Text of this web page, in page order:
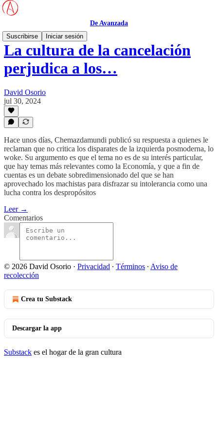
De Avanzada
Suscribirse
Iniciar sesión
La cultura de la cancelación
perjudica a los…
David Osorio
jul 30, 2024
Hace unos días, Chemazdamundi publicó su respuesta a quienes le
reclaman que no critica los disparates de la izquierda posmoderna, lo
woke. Su argumento es que el tema no es de su interés particular,
que hay temas más relevantes como la Economía, y que a fin de
cuentas es un debate sobredimensionado del que se han
aprovechado los machistas para disfrazar su intolerancia como una
lucha contra los despropósitos
Leer →
Comentarios
© 2026 David Osorio · Privacidad ∙ Términos ∙ Aviso de
recolección
Crea tu Substack
Descargar la app
Substack es el hogar de la gran cultura